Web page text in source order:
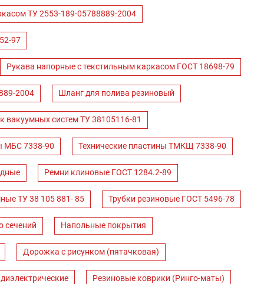
ТУ 2553-189-05788889-2004
97
Рукава напорные с текстильным каркасом ГОСТ 18698-79
2004 Шланг для полива резиновый
вакуумных систем ТУ 38105116-81
МБС 7338-90 Технические пластины ТМКЩ 7338-90
Ремни клиновые ГОСТ 1284.2-89
ТУ 38 105 881- 85 Трубки резиновые ГОСТ 5496-78
сечений Напольные покрытия
Дорожка с рисунком (пятачковая)
Резиновые коврики (Ринго-маты)